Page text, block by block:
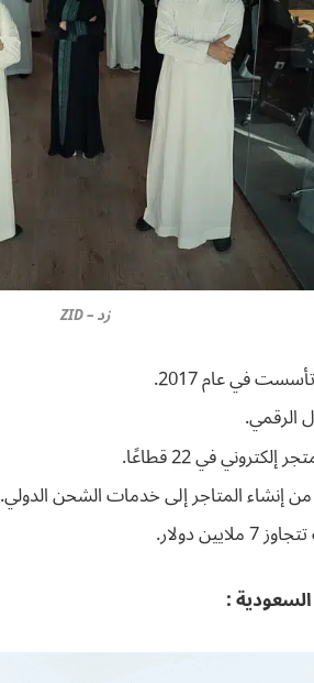
زد – ZID
في عام 2017.
الرقمي.
إنشاء المتاجر إلى خدمات الشحن الدولي.
دولار.